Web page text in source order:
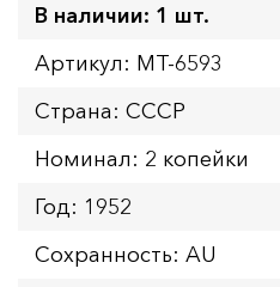
В наличии: 1 шт.
Артикул: MT-6593
Страна: СССР
Номинал: 2 копейки
Год: 1952
Сохранность: AU